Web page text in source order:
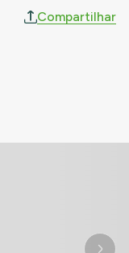
Compartilhar